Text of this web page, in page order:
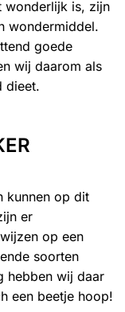
wonderlijk is, zijn
wondermiddel.
goede
wij daarom als
dieet.
kunnen op dit
er
op een
soorten
hebben wij daar
een beetje hoop!